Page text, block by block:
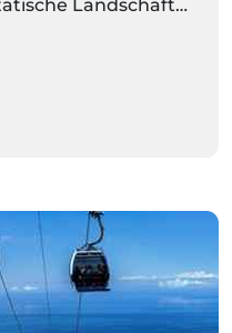
Landschaft
wählen oder
Extremsportarten